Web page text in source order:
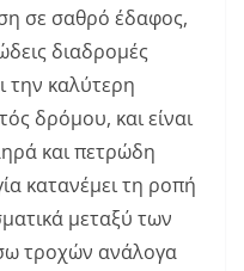
σε σαθρό έδαφος,
διαδρομές
την καλύτερη
δρόμου, και είναι
και πετρώδη
κατανέμει τη ροπή
μεταξύ των
τροχών ανάλογα